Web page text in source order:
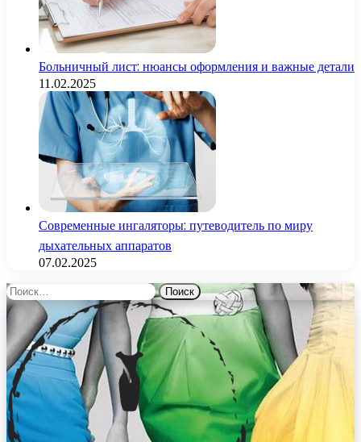
Больничный лист: нюансы оформления и важные детали
11.02.2025
Современные ингаляторы: путеводитель по миру
дыхательных аппаратов
07.02.2025
Найти: